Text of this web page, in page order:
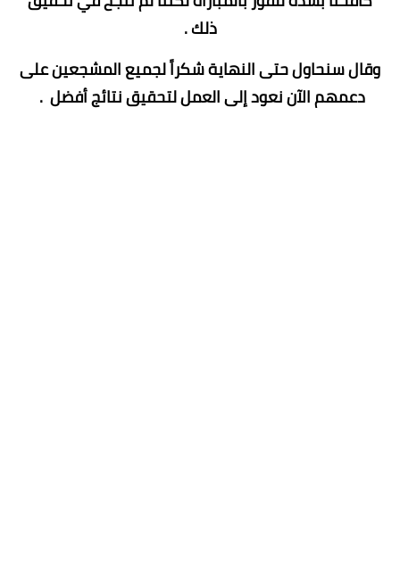
ذلك .
وقال سنحاول حتى النهاية شكراً لجميع المشجعين على
دعمهم الآن نعود إلى العمل لتحقيق نتائج أفضل .